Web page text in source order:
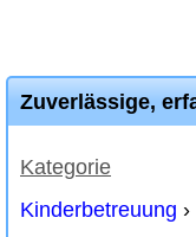
Kategorie
Kinderbetreuung ›